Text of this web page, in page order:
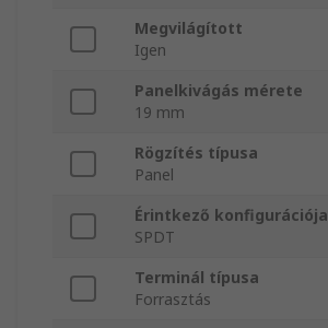
Megvilágított
Igen
Panelkivágás mérete
19 mm
Rögzítés típusa
Panel
Érintkező konfigurációja
SPDT
Terminál típusa
Forrasztás